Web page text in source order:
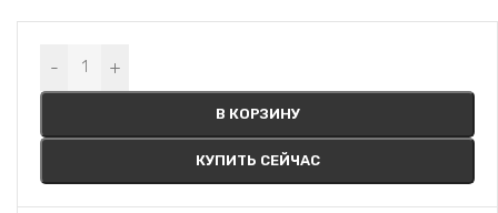
- +
В КОРЗИНУ
КУПИТЬ СЕЙЧАС
Alternative: